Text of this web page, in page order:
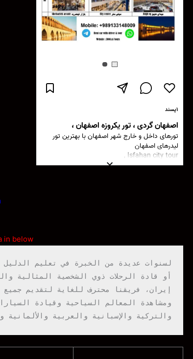
in below
والتركية والإسبانية والعربية